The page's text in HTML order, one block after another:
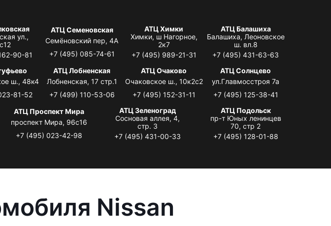
ул.,
90-81
АТЦ Семеновская
Семёновский пер, 4А
+7 (495) 085-74-61
АТЦ Химки
Химки, ш Нагорное,
2к7
+7 (495) 989-21-31
АТЦ Балашиха
Балашиха, Леоновское
ш. вл.8
+7 (495) 431-63-63
ш., 48к4
81-52
АТЦ Лобненская
Лобненская, 17 стр.1
+7 (499) 110-53-06
АТЦ Очаково
Очаковское ш., 10к2с2
+7 (495) 152-31-11
АТЦ Солнцево
ул.Главмосстроя 7а
+7 (495) 125-38-41
АТЦ Проспект Мира
проспект Мира, 96с16
+7 (495) 023-42-98
АТЦ Зеленоград
Сосновая аллея, 4,
стр. 3
+7 (495) 431-00-33
АТЦ Подольск
пр-т Юных ленинцев
70, стр 2
+7 (495) 128-01-88
Nissan